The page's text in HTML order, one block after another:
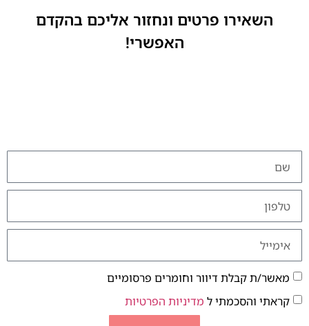
השאירו פרטים ונחזור אליכם בהקדם
האפשרי!
מאשר/ת קבלת דיוור וחומרים פרסומיים
קראתי והסכמתי ל מדיניות הפרטיות